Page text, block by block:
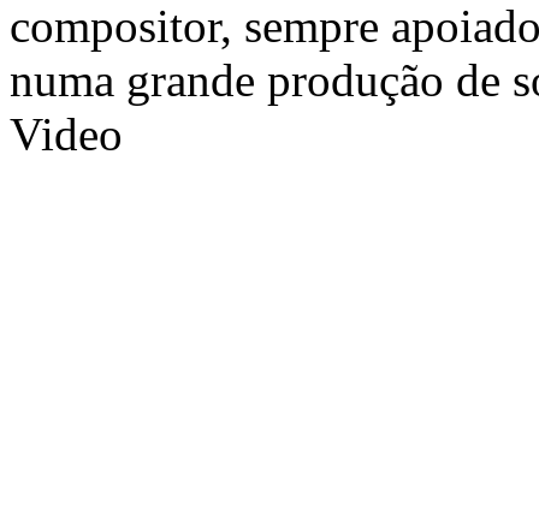
compositor, sempre
numa grande produção de
Video